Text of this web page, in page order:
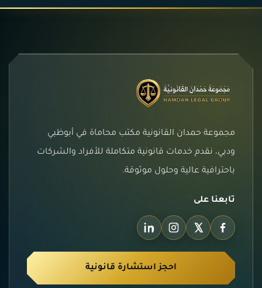
مجموعة حمدان القانونية مكتب محاماة في أبوظبي
ودبي، نقدم خدمات قانونية متكاملة للأفراد والشركات
باحترافية عالية وحلول موثوقة.
تابعنا على
احجز استشارة قانونية